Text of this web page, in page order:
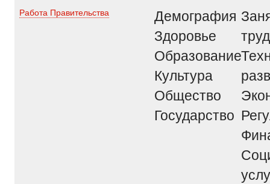
Работа Правительства
Демография
Здоровье
Образование
Культура
Общество
Государство
труд